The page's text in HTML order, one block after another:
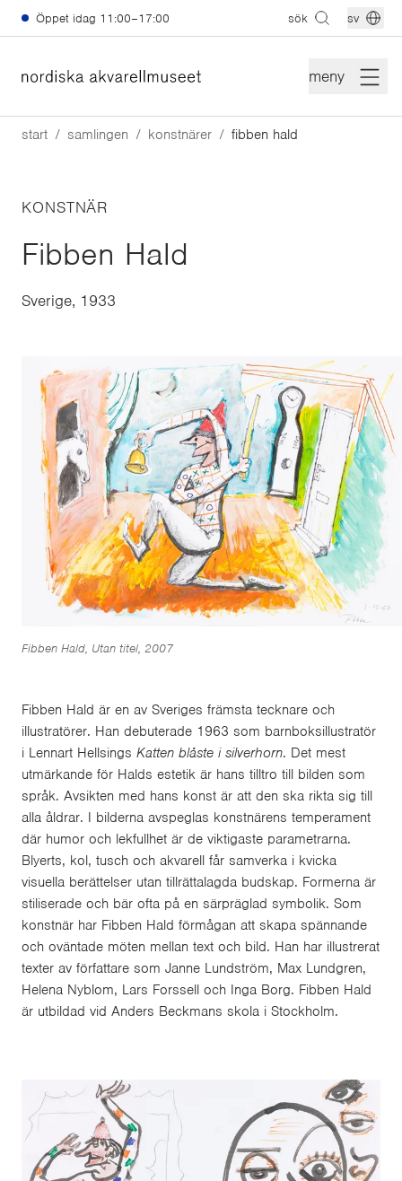
Hoppa till huvudinnehåll
Öppet idag 11:00–17:00 sök sv
meny
start samlingen konstnärer fibben hald
KONSTNÄR
Fibben Hald
Sverige, 1933
Fibben Hald, Utan titel, 2007
Fibben Hald är en av Sveriges främsta tecknare och
illustratörer. Han debuterade 1963 som barnboksillustratör
i Lennart Hellsings Katten blåste i silverhorn. Det mest
utmärkande för Halds estetik är hans tilltro till bilden som
språk. Avsikten med hans konst är att den ska rikta sig till
alla åldrar. I bilderna avspeglas konstnärens temperament
där humor och lekfullhet är de viktigaste parametrarna.
Blyerts, kol, tusch och akvarell får samverka i kvicka
visuella berättelser utan tillrättalagda budskap. Formerna är
stiliserade och bär ofta på en särpräglad symbolik. Som
konstnär har Fibben Hald förmågan att skapa spännande
och oväntade möten mellan text och bild. Han har illustrerat
texter av författare som Janne Lundström, Max Lundgren,
Helena Nyblom, Lars Forssell och Inga Borg. Fibben Hald
är utbildad vid Anders Beckmans skola i Stockholm.